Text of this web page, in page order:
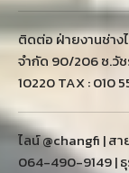
ติดต่อ ฝ่ายงานช่าง
จำกัด 90/206 ซ.วัช
10220 TAX : 010
ไลน์ @changfi | ส
064-490-9149 | ธุ